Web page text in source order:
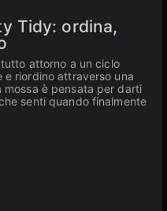
Tidy: ordina,
attorno a un ciclo
riordino attraverso una
mossa è pensata per darti
senti quando finalmente